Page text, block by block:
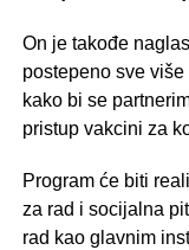
On je takođe
postepeno sve
kako bi se
pristup vakcini za
Program će biti
za rad i socijalna
rad kao glavnim